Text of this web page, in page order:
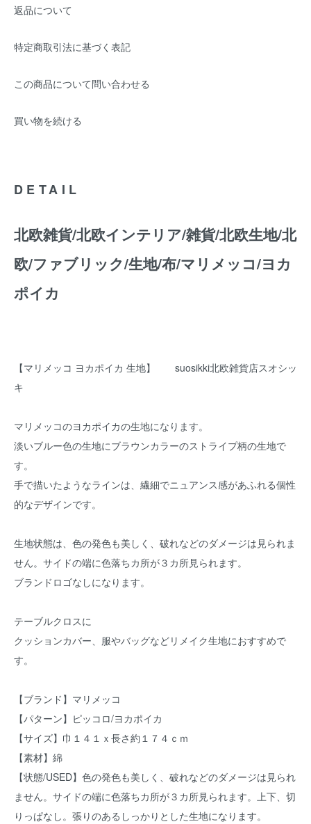
返品について
特定商取引法に基づく表記
この商品について問い合わせる
買い物を続ける
DETAIL
北欧雑貨/北欧インテリア/雑貨/北欧生地/北
欧/ファブリック/生地/布/マリメッコ/ヨカ
ポイカ
【マリメッコ ヨカポイカ 生地】 suosikki北欧雑貨店スオシッ
キ
マリメッコのヨカポイカの生地になります。
淡いブルー色の生地にブラウンカラーのストライプ柄の生地で
す。
手で描いたようなラインは、繊細でニュアンス感があふれる個性
的なデザインです。
生地状態は、色の発色も美しく、破れなどのダメージは見られま
せん。サイドの端に色落ちカ所が３カ所見られます。
ブランドロゴなしになります。
テーブルクロスに
クッションカバー、服やバッグなどリメイク生地におすすめで
す。
【ブランド】マリメッコ
【パターン】ピッコロ/ヨカポイカ
【サイズ】巾１４１ｘ長さ約１７４ｃｍ
【素材】綿
【状態/USED】色の発色も美しく、破れなどのダメージは見られ
ません。サイドの端に色落ちカ所が３カ所見られます。上下、切
りっぱなし。張りのあるしっかりとした生地になります。